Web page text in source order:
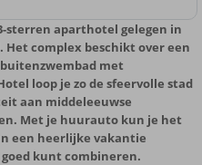
sterren aparthotel gelegen in
Het complex beschikt over een
met
loop je zo de sfeervolle stad
aan middeleeuwse
Met je huurauto kun je het
een heerlijke vakantie
kunt combineren.